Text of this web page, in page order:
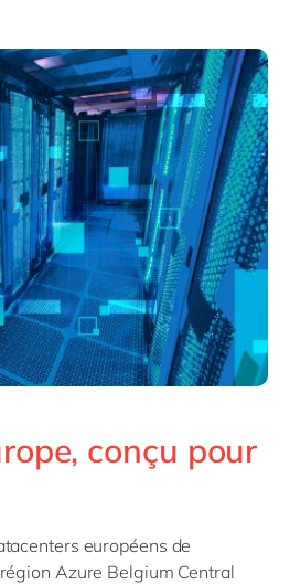
conçu pour
européens de
Azure Belgium Central